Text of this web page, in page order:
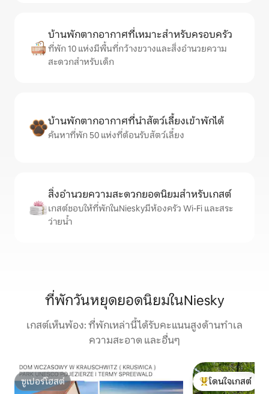
บ้านพักตากอากาศที่เหมาะสำหรับครอบครัว
ที่พัก 10 แห่งมีพื้นที่กว้างขวางและสิ่งอำนวยความ
สะดวกสำหรับเด็ก
บ้านพักตากอากาศที่นำสัตว์เลี้ยงเข้าพักได้
ค้นหาที่พัก 50 แห่งที่ต้อนรับสัตว์เลี้ยง
สิ่งอำนวยความสะดวกยอดนิยมสำหรับเกสต์
เกสต์ชอบให้ที่พักในNieskyมีห้องครัว Wi-Fi และสระ
ว่ายน้ำ
ที่พักวันหยุดยอดนิยมในNiesky
เกสต์เห็นพ้อง: ที่พักเหล่านี้ได้รับคะแนนสูงด้านทำเล
ความสะอาด และอื่นๆ
ซูเปอร์โฮสต์
ซูเปอร์โฮสต์
โดนใจเกสต์ที่สุด
โดนใจเกสต์